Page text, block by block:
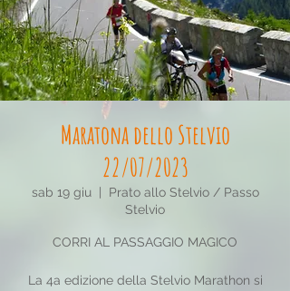
Maratona dello Stelvio
22/07/2023
sab 19 giu
  |
Prato allo Stelvio / Passo
Stelvio
CORRI AL PASSAGGIO MAGICO
La 4a edizione della Stelvio Marathon si